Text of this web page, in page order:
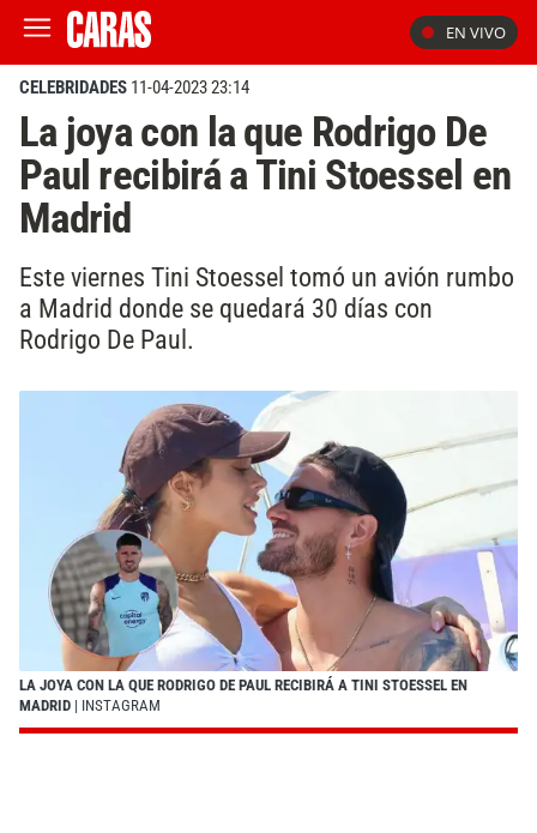
EN VIVO
CELEBRIDADES 11-04-2023 23:14
La joya con la que Rodrigo De
Paul recibirá a Tini Stoessel en
Madrid
Este viernes Tini Stoessel tomó un avión rumbo
a Madrid donde se quedará 30 días con
Rodrigo De Paul.
LA JOYA CON LA QUE RODRIGO DE PAUL RECIBIRÁ A TINI STOESSEL EN
MADRID | INSTAGRAM